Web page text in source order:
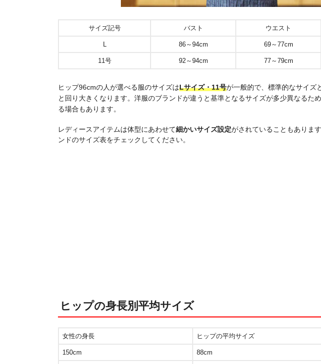
サイズ記号 バスト ウエスト
86～94cm 69～77cm
11号 92～94cm 77～79cm
ヒップ96cmの人が選べる服のサイズはLサイズ・11号が一般的で、標準的なサイズ
と回り大きくなります。洋服のブランドが違うと基準となるサイズが多少異なるた
る場合もあります。
レディースアイテムは体型にあわせて細かいサイズ設定がされていることもありま
ンドのサイズ表をチェックしてください。
ヒップの身長別平均サイズ
女性の身長 ヒップの平均サイズ
150cm 88cm